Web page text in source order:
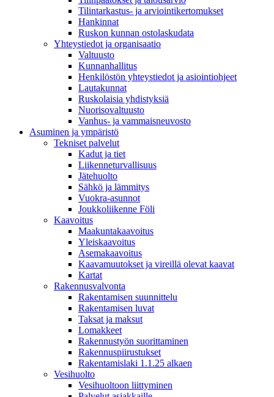
Tilintarkastus- ja arviointikertomukset
Hankinnat
Ruskon kunnan ostolaskudata
Yhteystiedot ja organisaatio
Valtuusto
Kunnanhallitus
Henkilöstön yhteystiedot ja asiointiohjeet
Lautakunnat
Ruskolaisia yhdistyksiä
Nuorisovaltuusto
Vanhus- ja vammaisneuvosto
Asuminen ja ympäristö
Tekniset palvelut
Kadut ja tiet
Liikenneturvallisuus
Jätehuolto
Sähkö ja lämmitys
Vuokra-asunnot
Joukkoliikenne Föli
Kaavoitus
Maakuntakaavoitus
Yleiskaavoitus
Asemakaavoitus
Kaavamuutokset ja vireillä olevat kaavat
Kartat
Rakennusvalvonta
Rakentamisen suunnittelu
Rakentamisen luvat
Taksat ja maksut
Lomakkeet
Rakennustyön suorittaminen
Rakennuspiirustukset
Rakentamislaki 1.1.25 alkaen
Vesihuolto
Vesihuoltoon liittyminen